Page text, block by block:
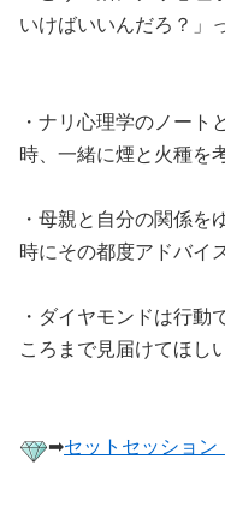
いけばいいんだろ？」
・ナリ心理学のノート
時、一緒に煙と火種を
・母親と自分の関係を
時にその都度アドバイ
・ダイヤモンドは行動
ころまで見届けてほし
➡︎セットセッショ